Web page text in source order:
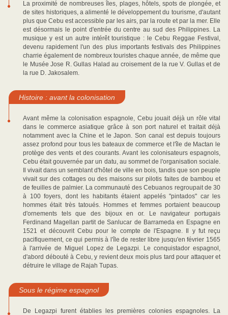
La proximité de nombreuses îles, plages, hôtels, spots de plongée, et
de sites historiques, a alimenté le développement du tourisme, d'autant
plus que Cebu est accessible par les airs, par la route et par la mer. Elle
est désormais le point d'entrée du centre au sud des Philippines. La
musique y est un autre intérêt touristique : le Cebu Reggae Festival,
devenu rapidement l'un des plus importants festivals des Philippines
charrie également de nombreux touristes chaque année, de même que
le Musée Jose R. Gullas Halad au croisement de la rue V. Gullas et de
la rue D. Jakosalem.
Histoire : avant la colonisation
Avant même la colonisation espagnole, Cebu jouait déjà un rôle vital
dans le commerce asiatique grâce à son port naturel et traitait déjà
notamment avec la Chine et le Japon. Son canal est depuis toujours
assez profond pour tous les bateaux de commerce et l'île de Mactan le
protège des vents et des courants. Avant les colonisateurs espagnols,
Cebu était gouvernée par un datu, au sommet de l'organisation sociale.
Il vivait dans un semblant d'hôtel de ville en bois, tandis que son peuple
vivait sur des cottages ou des maisons sur pilotis faites de bambou et
de feuilles de palmier. La communauté des Cebuanos regroupait de 30
à 100 foyers, dont les habitants étaient appelés "pintados" car les
hommes était très tatoués. Hommes et femmes portaient beaucoup
d'ornements tels que des bijoux en or. Le navigateur portugais
Ferdinand Magellan partit de Sanlucar de Barrameda en Espagne en
1521 et découvrit Cebu pour le compte de l'Espagne. Il y fut reçu
pacifiquement, ce qui permis à l'île de rester libre jusqu'en février 1565
à l'arrivée de Miguel Lopez de Legazpi. Le conquistador espagnol,
d'abord débouté à Cebu, y revient deux mois plus tard pour attaquer et
détruire le village de Rajah Tupas.
Sous le régime espagnol
De Legazpi furent établies les premières colonies espagnoles. La